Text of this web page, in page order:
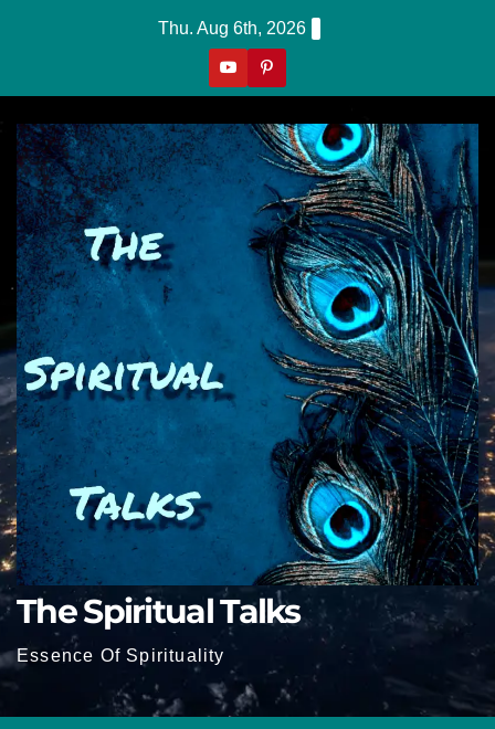
Thu. Aug 6th, 2026
The Spiritual Talks
Essence Of Spirituality